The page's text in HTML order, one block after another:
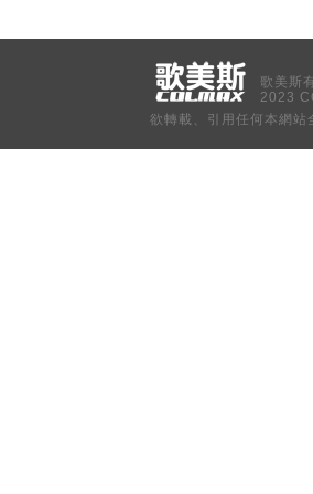
歌美斯
2023
欲轉載、引用任何本網